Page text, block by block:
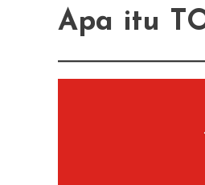
Apa itu